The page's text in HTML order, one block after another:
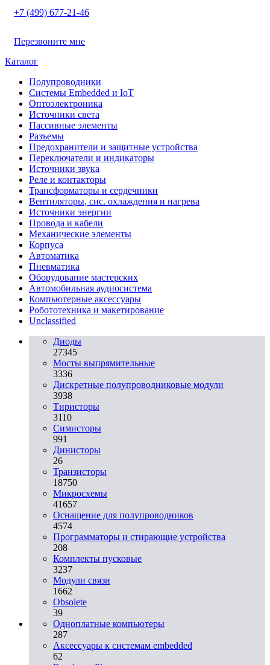
+7 (499) 677-21-46
Перезвоните мне
Каталог
Полупроводники
Системы Embedded и IoT
Oптоэлектроника
Источники света
Пассивные элементы
Разъeмы
Предохранители и защитные устройства
Переключатели и индикаторы
Источники звука
Реле и контакторы
Трансформаторы и сердечники
Вентиляторы, сис. охлаждения и нагрева
Источники энергии
Провода и кабели
Механические элементы
Корпуса
Автоматика
Пневматика
Оборудование мастерских
Автомобильная аудиосистема
Компьютерные аксессуары
Робототехника и макетирование
Unclassified
Диоды
27345
Мосты выпрямительные
3336
Дискретные полупроводниковые модули
3938
Тиристоры
3110
Симисторы
991
Динисторы
26
Транзисторы
18750
Микросхемы
41657
Оснащение для полупроводников
4574
Программаторы и стирающие устройства
208
Комплекты пусковые
3237
Модули связи
1662
Obsolete
39
Одноплатные компьютеры
287
Аксессуары к системам embedded
62